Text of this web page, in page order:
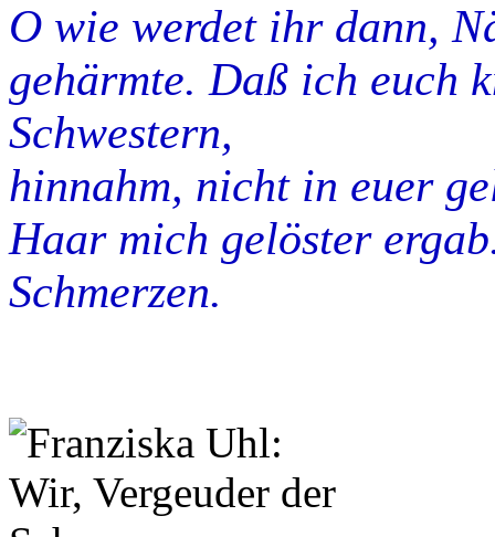
O wie werdet ihr dann,
gehärmte. Daß ich euch
Schwestern,
hinnahm, nicht in euer
Haar mich gelöster
Schmerzen.